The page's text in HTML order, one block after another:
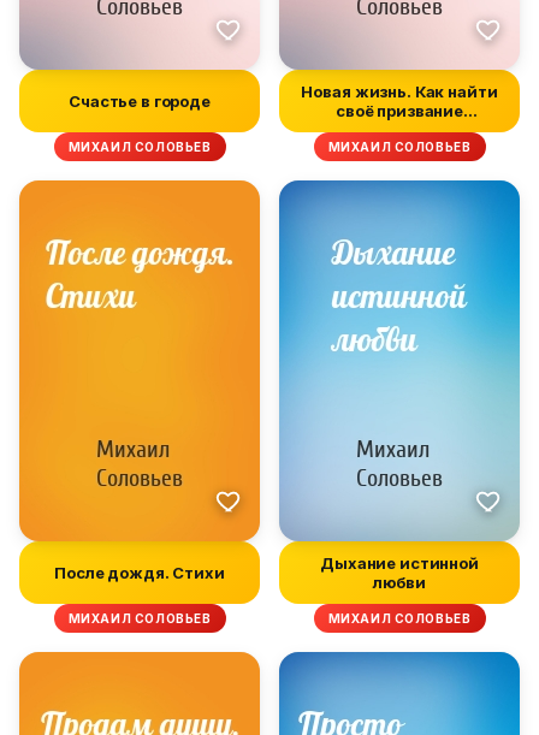
Счастье в городе
МИХАИЛ СОЛОВЬЕВ
Новая жизнь. Как найти
своё призвание
и реализоват...
МИХАИЛ СОЛОВЬЕВ
После дождя. Стихи
МИХАИЛ СОЛОВЬЕВ
Дыхание истинной
любви
МИХАИЛ СОЛОВЬЕВ